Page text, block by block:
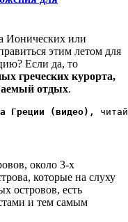
Ионических или
этим летом для
? Если да, то
греческих курорта,
отдых.
Греции (видео),
около 3-х
которые на слуху
островов, есть
и тем самым